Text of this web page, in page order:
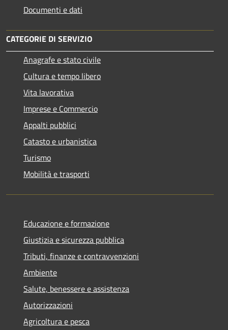
Documenti e dati
CATEGORIE DI SERVIZIO
Anagrafe e stato civile
Cultura e tempo libero
Vita lavorativa
Imprese e Commercio
Appalti pubblici
Catasto e urbanistica
Turismo
Mobilità e trasporti
Educazione e formazione
Giustizia e sicurezza pubblica
Tributi, finanze e contravvenzioni
Ambiente
Salute, benessere e assistenza
Autorizzazioni
Agricoltura e pesca